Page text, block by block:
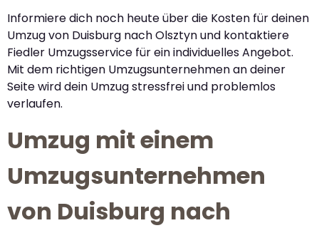
Informiere dich noch heute über die Kosten für deinen
Umzug von Duisburg nach Olsztyn und kontaktiere
Fiedler Umzugsservice für ein individuelles Angebot.
Mit dem richtigen Umzugsunternehmen an deiner
Seite wird dein Umzug stressfrei und problemlos
verlaufen.
Umzug mit einem
Umzugsunternehmen
von Duisburg nach